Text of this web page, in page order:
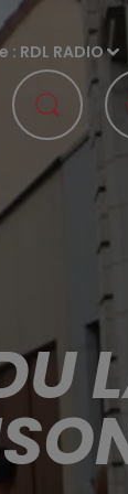
: RDL RADIO